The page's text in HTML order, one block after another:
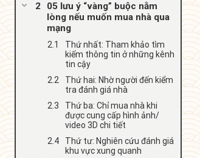
05 lưu ý “vàng” buộc nằm
lòng nếu muốn mua nhà qua
mạng
Thứ nhất: Tham khảo tìm
kiếm thông tin ở những kênh
tin cậy
Thứ hai: Nhờ người đến kiểm
tra đánh giá nhà
Thứ ba: Chỉ mua nhà khi
được cung cấp hình ảnh/
video 3D chi tiết
Thứ tư: Nghiên cứu đánh giá
khu vực xung quanh